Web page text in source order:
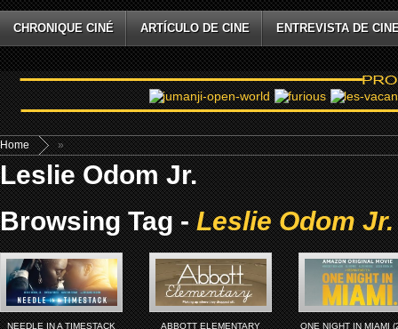
CHRONIQUE CINÉ ARTÍCULO DE CINE ENTREVISTA DE
Home »
Leslie Odom Jr.
Browsing Tag -Leslie Odom Jr.
NEEDLE IN A TIMESTACK
ABBOTT ELEMENTARY
ONE NIGHT IN MIAMI